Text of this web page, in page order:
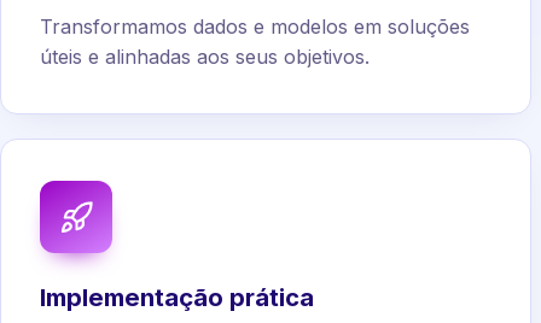
Transformamos dados e modelos em soluções
úteis e alinhadas aos seus objetivos.
Implementação prática